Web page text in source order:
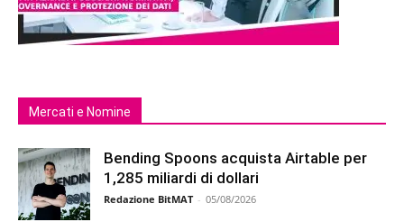
Mercati e Nomine
Bending Spoons acquista Airtable per
1,285 miliardi di dollari
Redazione BitMAT - 05/08/2026